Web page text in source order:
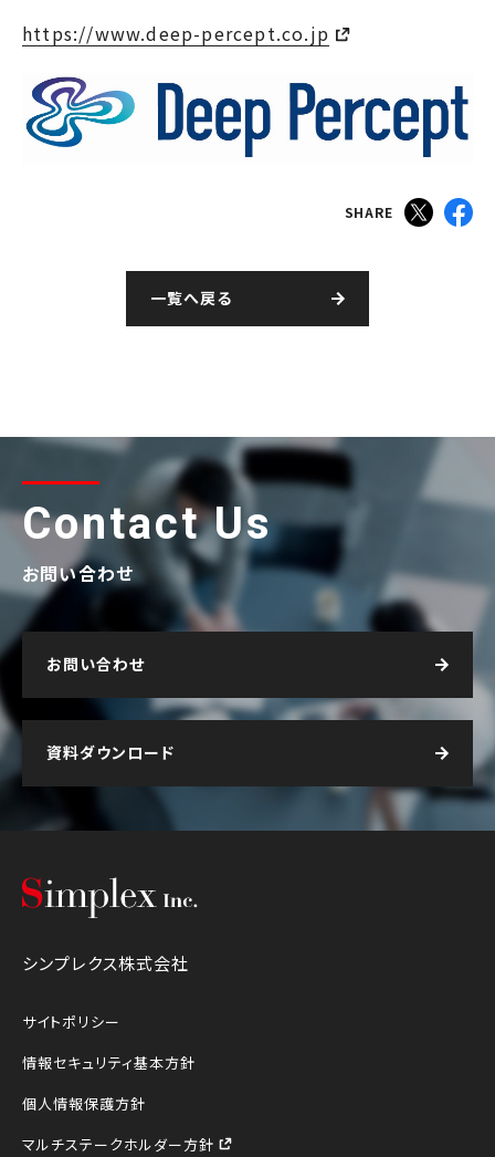
https://www.deep-percept.co.jp
SHARE
一覧へ戻る
Contact Us
お問い合わせ
お問い合わせ
資料ダウンロード
シンプレクス株式会社
サイトポリシー
情報セキュリティ基本方針
個人情報保護方針
マルチステークホルダー方針